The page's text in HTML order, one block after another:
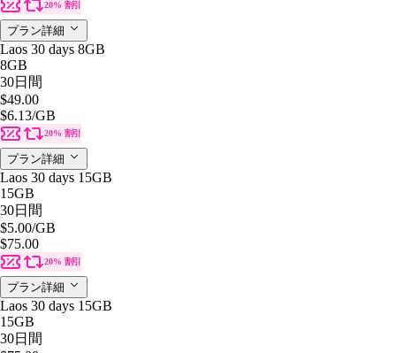
20% 割引
プラン詳細
Laos 30 days 8GB
8GB
30日間
$49.00
$6.13/GB
20% 割引
プラン詳細
Laos 30 days 15GB
15GB
30日間
$5.00/GB
$75.00
20% 割引
プラン詳細
Laos 30 days 15GB
15GB
30日間